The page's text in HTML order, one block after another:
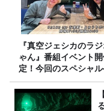
『真空ジェシカのラ
ゃん』番組イベント
定！今回のスペシャ
は、タカアンドトシ！